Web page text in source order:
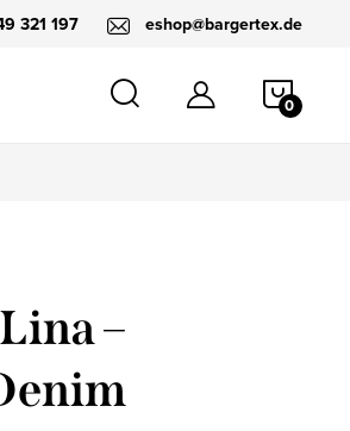
321 197 eshop@bargertex.de
–